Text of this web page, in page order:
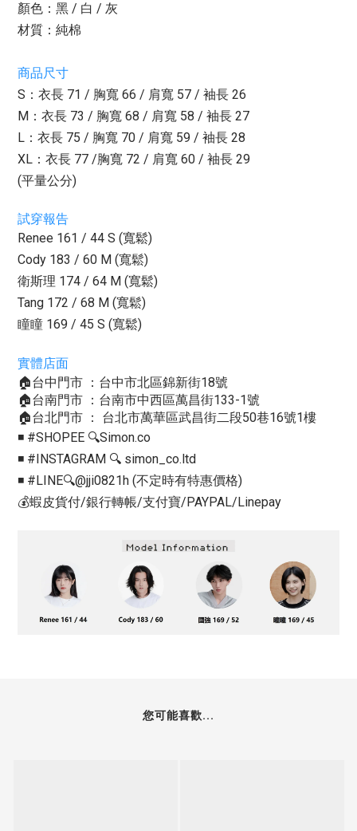
顏色：黑 / 白 / 灰
材質：純棉
商品尺寸
S：衣長 71 / 胸寬 66 / 肩寬 57 / 袖長 26
M：衣長 73 / 胸寬 68 / 肩寬 58 / 袖長 27
L：衣長 75 / 胸寬 70 / 肩寬 59 / 袖長 28
XL：衣長 77 /胸寬 72 / 肩寬 60 / 袖長 29
(平量公分)
試穿報告
Renee 161 / 44 S (寬鬆)
Cody 183 / 60 M (寬鬆)
衛斯理 174 / 64 M (寬鬆)
Tang 172 / 68 M (寬鬆)
瞳瞳 169 / 45 S (寬鬆)
實體店面
🏠台中門市 ：台中市北區錦新街18號
🏠台南門市 ：台南市中西區萬昌街133-1號
🏠台北門市 ： 台北市萬華區武昌街二段50巷16號1樓
◾️ #SHOPEE 🔍Simon.co
◾️ #INSTAGRAM 🔍 simon_co.ltd
◾️ #LINE🔍@jji0821h (不定時有特惠價格)
💰蝦皮貨付/銀行轉帳/支付寶/PAYPAL/Linepay
您可能喜歡...